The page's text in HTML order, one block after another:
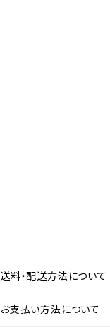
送料・配送方法について
お支払い方法について